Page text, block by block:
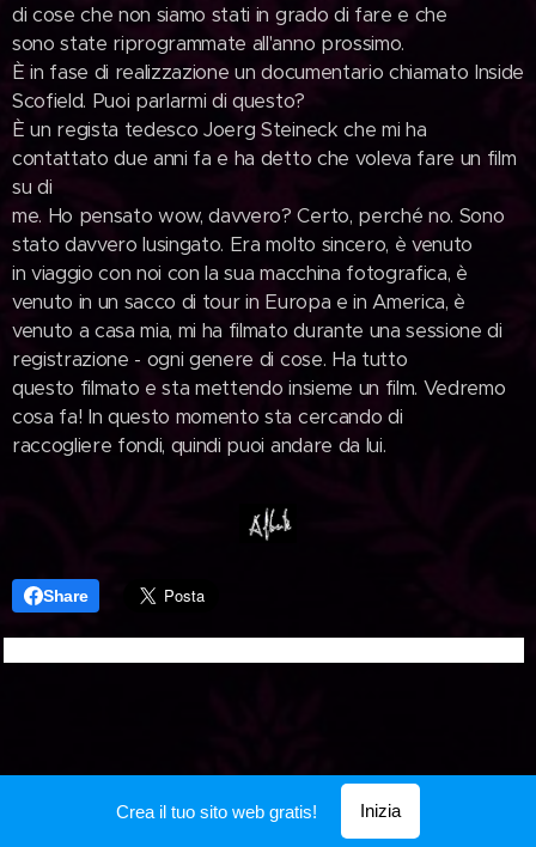
di cose che non siamo stati in grado di fare e che
sono state riprogrammate all'anno prossimo.
È in fase di realizzazione un documentario chiamato Inside
Scofield. Puoi parlarmi di questo?
È un regista tedesco Joerg Steineck che mi ha
contattato due anni fa e ha detto che voleva fare un film
su di
me. Ho pensato wow, davvero? Certo, perché no. Sono
stato davvero lusingato. Era molto sincero, è venuto
in viaggio con noi con la sua macchina fotografica, è
venuto in un sacco di tour in Europa e in America, è
venuto a casa mia, mi ha filmato durante una sessione di
registrazione - ogni genere di cose. Ha tutto
questo filmato e sta mettendo insieme un film. Vedremo
cosa fa! In questo momento sta cercando di
raccogliere fondi, quindi puoi andare da lui.
Share
Creato conWebnode
Crea il tuo sito web gratis! Inizia